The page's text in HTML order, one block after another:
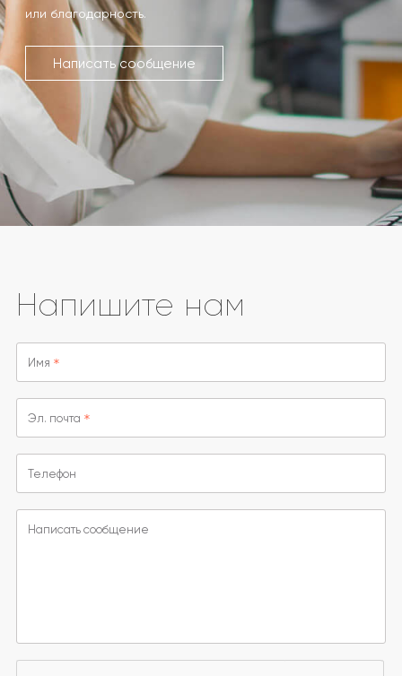
или благодарность.
Написать сообщение
Напишите нам
Имя
Эл. почта
Телефон
Написать сообщение